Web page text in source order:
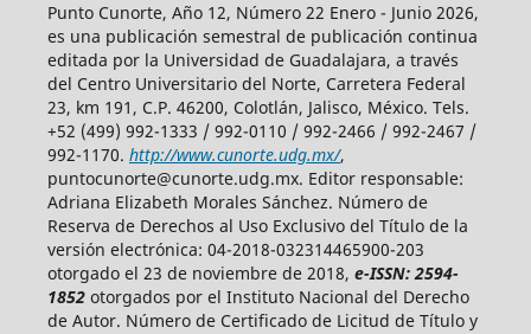
Punto Cunorte, Año 12, Número 22 Enero - Junio 2026,
es una publicación semestral de publicación continua
editada por la Universidad de Guadalajara, a través
del Centro Universitario del Norte, Carretera Federal
23, km 191, C.P. 46200, Colotlán, Jalisco, México. Tels.
+52 (499) 992-1333 / 992-0110 / 992-2466 / 992-2467 /
992-1170. http://www.cunorte.udg.mx/,
puntocunorte@cunorte.udg.mx. Editor responsable:
Adriana Elizabeth Morales Sánchez. Número de
Reserva de Derechos al Uso Exclusivo del Título de la
versión electrónica: 04-2018-032314465900-203
otorgado el 23 de noviembre de 2018, e-ISSN: 2594-
1852otorgados por el Instituto Nacional del Derecho
de Autor. Número de Certificado de Licitud de Título y